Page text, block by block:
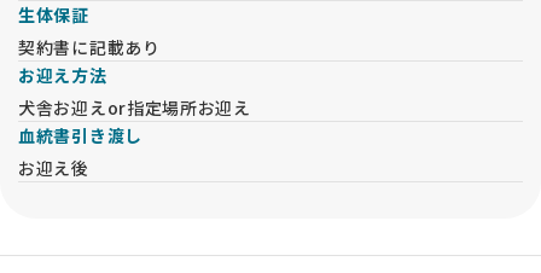
生体保証
契約書に記載あり
お迎え方法
犬舎お迎えor指定場所お迎え
血統書引き渡し
お迎え後